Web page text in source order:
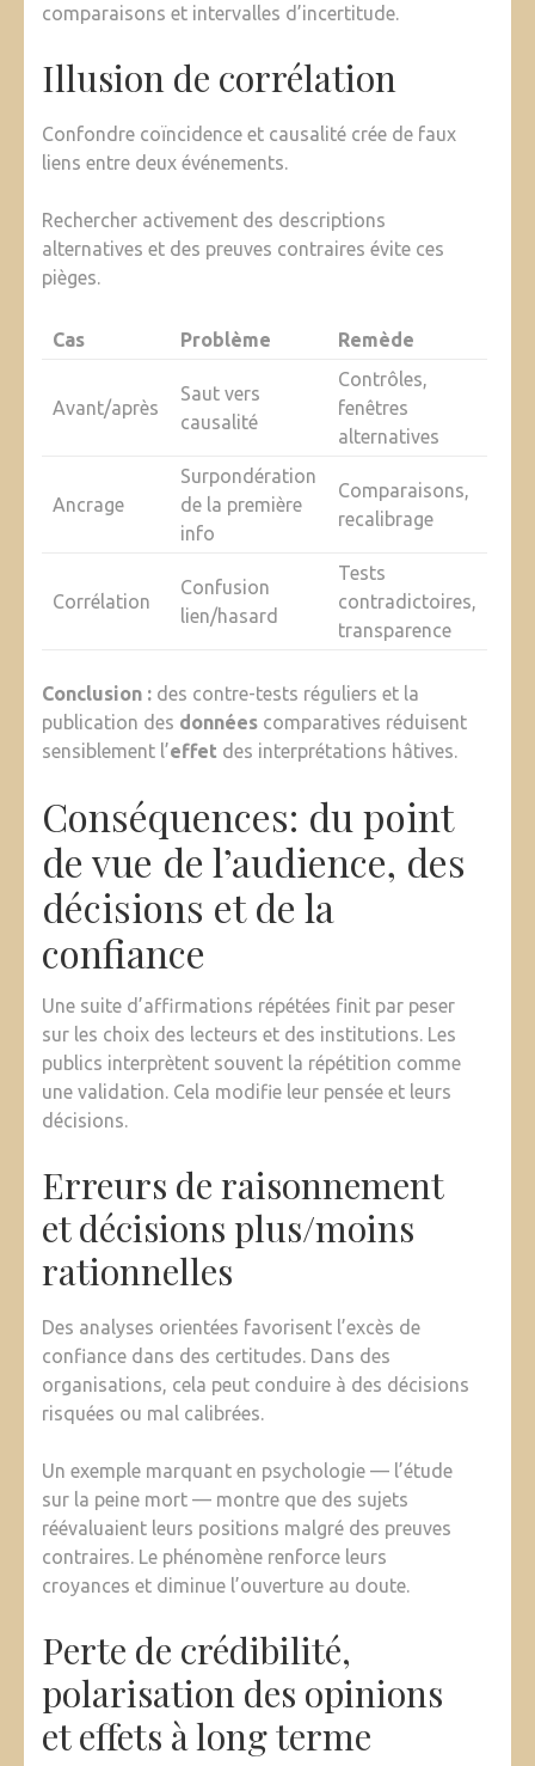
comparaisons et intervalles d’incertitude.
Illusion de corrélation
Confondre coïncidence et causalité crée de faux
liens entre deux événements.
Rechercher activement des descriptions
alternatives et des preuves contraires évite ces
pièges.
Cas Problème Remède
Avant/après
Saut vers
causalité
Contrôles,
fenêtres
alternatives
Ancrage
Surpondération
de la première
info
Comparaisons,
recalibrage
Corrélation
Confusion
lien/hasard
Tests
contradictoires,
transparence
Conclusion : des contre-tests réguliers et la
publication des données comparatives réduisent
sensiblement l’effet des interprétations hâtives.
Conséquences: du point
de vue de l’audience, des
décisions et de la
confiance
Une suite d’affirmations répétées finit par peser
sur les choix des lecteurs et des institutions. Les
publics interprètent souvent la répétition comme
une validation. Cela modifie leur pensée et leurs
décisions.
Erreurs de raisonnement
et décisions plus/moins
rationnelles
Des analyses orientées favorisent l’excès de
confiance dans des certitudes. Dans des
organisations, cela peut conduire à des décisions
risquées ou mal calibrées.
Un exemple marquant en psychologie — l’étude
sur la peine mort — montre que des sujets
réévaluaient leurs positions malgré des preuves
contraires. Le phénomène renforce leurs
croyances et diminue l’ouverture au doute.
Perte de crédibilité,
polarisation des opinions
et effets à long terme